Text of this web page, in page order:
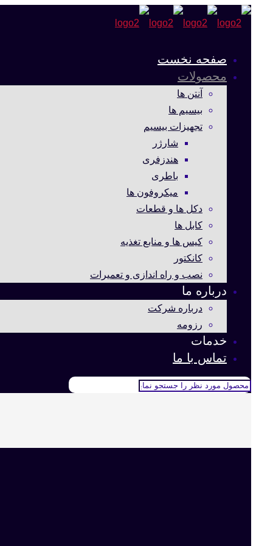
صفحه نخست
محصولات
آنتن ها
بیسیم ها
تجهیزات بیسیم
شارژر
هندزفری
باطری
میکروفون ها
دکل ها و قطعات
کابل ها
کیس ها و منابع تغذیه
کانکتور
نصب و راه اندازی و تعمیرات
درباره ما
درباره شرکت
رزومه
خدمات
تماس با ما